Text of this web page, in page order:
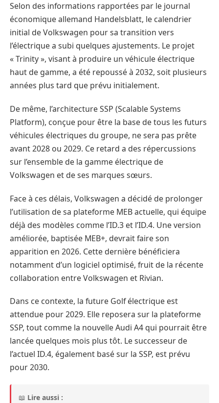
Selon des informations rapportées par le journal
économique allemand Handelsblatt, le calendrier
initial de Volkswagen pour sa transition vers
l’électrique a subi quelques ajustements. Le projet
« Trinity », visant à produire un véhicule électrique
haut de gamme, a été repoussé à 2032, soit plusieurs
années plus tard que prévu initialement.
De même, l’architecture SSP (Scalable Systems
Platform), conçue pour être la base de tous les futurs
véhicules électriques du groupe, ne sera pas prête
avant 2028 ou 2029. Ce retard a des répercussions
sur l’ensemble de la gamme électrique de
Volkswagen et de ses marques sœurs.
Face à ces délais, Volkswagen a décidé de prolonger
l’utilisation de sa plateforme MEB actuelle, qui équipe
déjà des modèles comme l’ID.3 et l’ID.4. Une version
améliorée, baptisée MEB+, devrait faire son
apparition en 2026. Cette dernière bénéficiera
notamment d’un logiciel optimisé, fruit de la récente
collaboration entre Volkswagen et Rivian.
Dans ce contexte, la future Golf électrique est
attendue pour 2029. Elle reposera sur la plateforme
SSP, tout comme la nouvelle Audi A4 qui pourrait être
lancée quelques mois plus tôt. Le successeur de
l’actuel ID.4, également basé sur la SSP, est prévu
pour 2030.
📖 Lire aussi :